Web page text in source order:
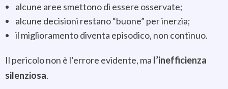
alcune aree smettono di essere osservate;
alcune decisioni restano “buone” per inerzia;
il miglioramento diventa episodico, non continuo.
Il pericolo non è l’errore evidente, ma l’inefficienza
silenziosa.